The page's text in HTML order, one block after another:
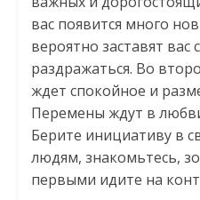
вас появится много
вероятно заставят вас
раздражаться. Во
ждет спокойное и
Перемены ждут в
Берите инициативу в
людям, знакомьтесь,
первыми идите на